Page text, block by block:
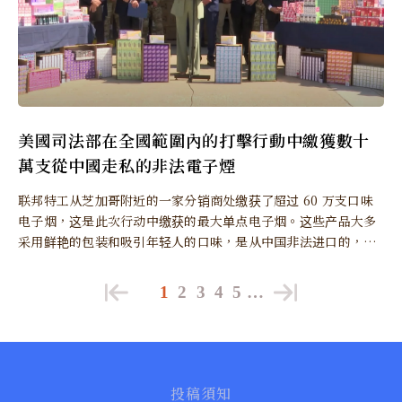
美國司法部在全國範圍內的打擊行動中繳獲數十
萬支從中國走私的非法電子煙
联邦特工从芝加哥附近的一家分销商处缴获了超过 60 万支口味
电子烟，这是此次行动中缴获的最大单点电子烟。这些产品大多
采用鲜艳的包装和吸引年轻人的口味，是从中国非法进口的，并
1 2 3 4 5 …
投稿須知